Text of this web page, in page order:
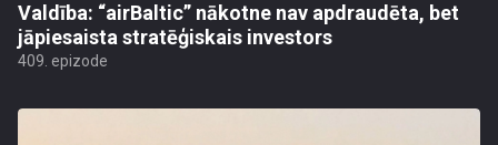
Valdība: “airBaltic” nākotne nav apdraudēta, bet
jāpiesaista stratēģiskais investors
409. epizode